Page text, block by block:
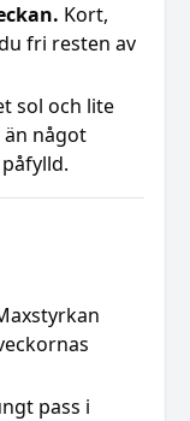
Kort,
fri resten av
sol och lite
något
pass i